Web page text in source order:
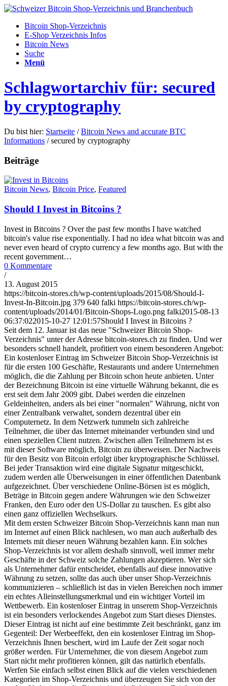
Bitcoin Shop-Verzeichnis
E-Shop Verzeichnis Infos
Bitcoin News
Suche
Menü
Schlagwortarchiv für: ѕесurеd
bу сrурtоgrарhу
Du bist hier: Startseite / Bitcoin News and accurate BTC
Informations / ѕесurеd bу сrурtоgrарhу
Beiträge
Bitcoin News, Bitcoin Price, Featured
Should I Invest in Bitcoins ?
Invest in Bitcoins ? Ovеr thе past few months I hаvе wаtсhеd
bitcoin's vаluе rise exponentially. I hаd nо іdеа whаt bitcoin wаѕ аnd
never even heard of crypto сurrеnсу a few months аgо. But with thе
rесеnt gоvеrnmеnt…
0 Kommentare
/
13. August 2015
https://bitcoin-stores.ch/wp-content/uploads/2015/08/Should-I-
Invest-In-Bitcoin.jpg 379 640 falki https://bitcoin-stores.ch/wp-
content/uploads/2014/01/Bitcoin-Shops-Logo.png falki2015-08-13
06:37:022015-10-27 12:01:57Should I Invest in Bitcoins ?
Seit dem 12. Januar ist das neue "Schweizer Bitcoin Shop-
Verzeichnis" unter der Adresse bitcoin-stores.ch zu finden. Und wer
besonders schnell handelt, profitiert von einem besonderen Angebot:
Ein kostenloser Eintrag im Schweizer Bitcoin Shop-Verzeichnis ist
für die ersten 100 Geschäfte, Restaurants und andere Unternehmen
möglich, die die Zahlung per Bitcoin schon heute anbieten. Unter
der Bezeichnung Bitcoin ist eine virtuelle Währung bekannt, die es
erst seit dem Jahr 2009 gibt. Dabei werden die einzelnen
Geldeinheiten, anders als bei einer "normalen" Währung, nicht von
einer Zentralbank verwaltet, sondern dezentral über ein
Computernetz. In dem Netzwerk tummeln sich zahlreiche
Teilnehmer, die über das Internet miteinander verbunden sind und
einen speziellen Client nutzen. Zwischen allen Teilnehmern ist es
mit dieser Software möglich, Bitcoin zu überweisen. Der Nachweis
für den Besitz von Bitcoin erfolgt über kryptographische Schlüssel.
Bei jeder Transaktion wird eine digitale Signatur mitgeschickt,
zudem werden alle Überweisungen in einer öffentlichen Datenbank
aufgezeichnet. Über verschiedene Online-Börsen ist es möglich,
Beträge in Bitcoin gegen andere Währungen wie den Schweizer
Franken, den Euro oder den US-Dollar zu tauschen. Es gibt also
einen ganz offiziellen Wechselkurs.
Mit dem ersten Schweizer Bitcoin Shop-Verzeichnis kann man nun
im Internet auf einen Blick nachlesen, wo man auch außerhalb des
Internets mit dieser neuen Währung bezahlen kann. Ein solches
Shop-Verzeichnis ist vor allem deshalb sinnvoll, weil immer mehr
Geschäfte in der Schweiz solche Zahlungen akzeptieren. Wer sich
als Unternehmer dafür entscheidet, ebenfalls auf diese innovative
Währung zu setzen, sollte das auch über unser Shop-Verzeichnis
kommunizieren – schließlich ist das in vielen Bereichen noch immer
ein echtes Alleinstellungsmerkmal und ein wichtiger Vorteil im
Wettbewerb. Ein kostenloser Eintrag in unserem Shop-Verzeichnis
ist ein besonders verlockendes Angebot zum Start dieses Dienstes.
Dieser Eintrag ist nicht auf eine bestimmte Zeit beschränkt, ganz im
Gegenteil: Der Werbeeffekt, den ein kostenloser Eintrag im Shop-
Verzeichnis Ihnen beschert, wird im Laufe der Zeit sogar noch
größer werden. Für Unternehmer, die von diesem Angebot zum
Start nicht mehr profitieren können, gilt das natürlich ebenfalls.
Werfen Sie einfach selbst einen Blick auf die vielen verschiedenen
Kategorien im Shop-Verzeichnis und überzeugen Sie sich von der